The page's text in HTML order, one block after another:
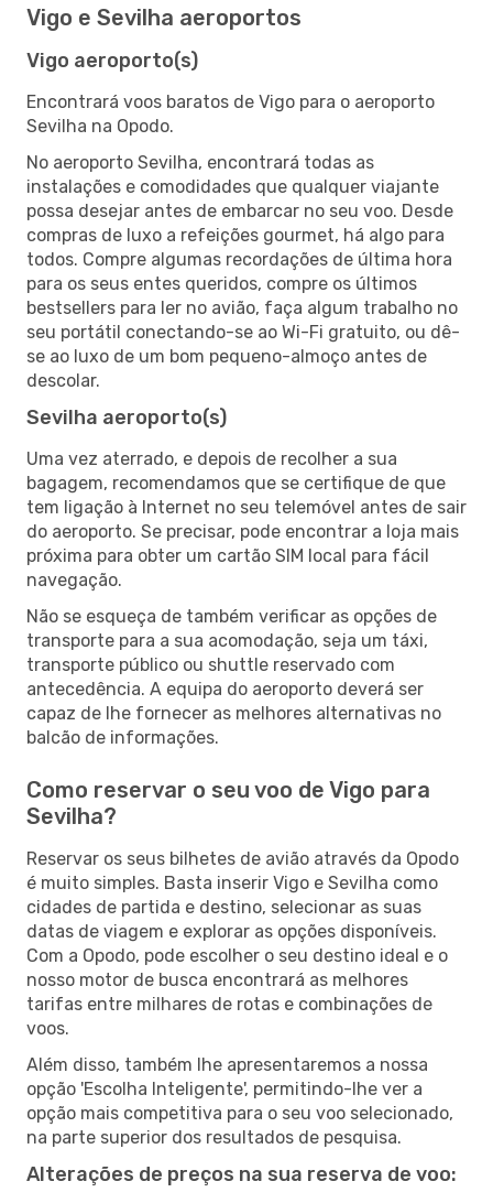
Vigo e Sevilha aeroportos
Vigo aeroporto(s)
Encontrará voos baratos de Vigo para o aeroporto
Sevilha na Opodo.
No aeroporto Sevilha, encontrará todas as
instalações e comodidades que qualquer viajante
possa desejar antes de embarcar no seu voo. Desde
compras de luxo a refeições gourmet, há algo para
todos. Compre algumas recordações de última hora
para os seus entes queridos, compre os últimos
bestsellers para ler no avião, faça algum trabalho no
seu portátil conectando-se ao Wi-Fi gratuito, ou dê-
se ao luxo de um bom pequeno-almoço antes de
descolar.
Sevilha aeroporto(s)
Uma vez aterrado, e depois de recolher a sua
bagagem, recomendamos que se certifique de que
tem ligação à Internet no seu telemóvel antes de sair
do aeroporto. Se precisar, pode encontrar a loja mais
próxima para obter um cartão SIM local para fácil
navegação.
Não se esqueça de também verificar as opções de
transporte para a sua acomodação, seja um táxi,
transporte público ou shuttle reservado com
antecedência. A equipa do aeroporto deverá ser
capaz de lhe fornecer as melhores alternativas no
balcão de informações.
Como reservar o seu voo de Vigo para
Sevilha?
Reservar os seus bilhetes de avião através da Opodo
é muito simples. Basta inserir Vigo e Sevilha como
cidades de partida e destino, selecionar as suas
datas de viagem e explorar as opções disponíveis.
Com a Opodo, pode escolher o seu destino ideal e o
nosso motor de busca encontrará as melhores
tarifas entre milhares de rotas e combinações de
voos.
Além disso, também lhe apresentaremos a nossa
opção 'Escolha Inteligente', permitindo-lhe ver a
opção mais competitiva para o seu voo selecionado,
na parte superior dos resultados de pesquisa.
Alterações de preços na sua reserva de voo: